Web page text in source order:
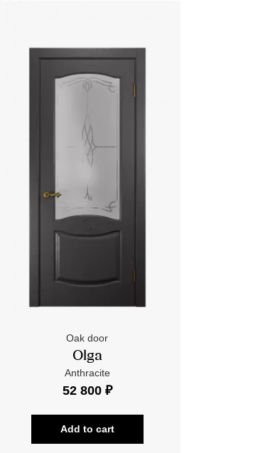
Oak door
Olga
Anthracite
52 800 ₽
Add to cart